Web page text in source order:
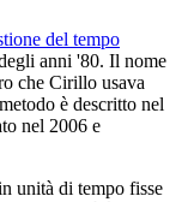
del tempo
anni '80. Il nome
che Cirillo usava
è descritto nel
nel 2006 e
unità di tempo fisse